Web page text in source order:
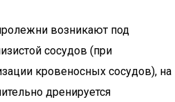
возникают под
сосудов (при
кровеносных сосудов), на
дренируется